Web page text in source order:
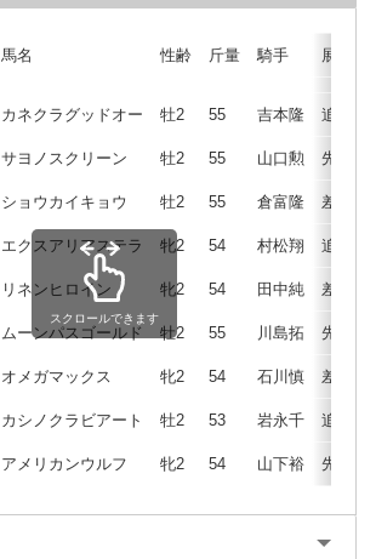
馬名 性齢 斤量 騎手 展開
カネクラグッドオー 牡2 55 吉本隆 追
サヨノスクリーン 牡2 55 山口勲 先
ショウカイキョウ 牡2 55 倉富隆 差
エクスアリアステラ 牝2 54 村松翔 追
リネンヒロイン 牝2 54 田中純 差
ムーンパスゴールド 牡2 55 川島拓 先
オメガマックス 牝2 54 石川慎 差
カシノクラビアート 牡2 53 岩永千 追
アメリカンウルフ 牝2 54 山下裕 先
スクロールできます